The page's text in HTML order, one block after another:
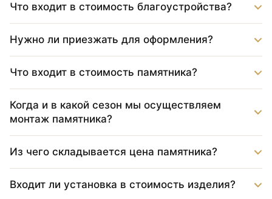
Что входит в стоимость благоустройства?
Нужно ли приезжать для оформления?
Что входит в стоимость памятника?
Когда и в какой сезон мы осуществляем
монтаж памятника?
Из чего складывается цена памятника?
Входит ли установка в стоимость изделия?